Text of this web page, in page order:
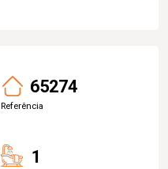
65274
Referência
1